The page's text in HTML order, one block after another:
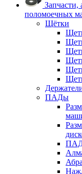
Запчасти,
поломоечных
Щётки
ПАДы